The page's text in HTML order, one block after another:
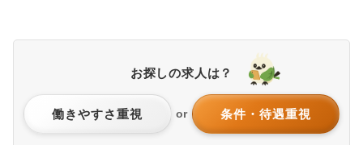
お探しの求人は？
働きやすさ重視 or 条件・待遇重視